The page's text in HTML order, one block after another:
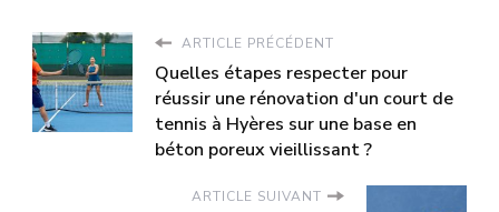
ARTICLE PRÉCÉDENT
Quelles étapes respecter pour
réussir une rénovation d'un court de
tennis à Hyères sur une base en
béton poreux vieillissant ?
ARTICLE SUIVANT